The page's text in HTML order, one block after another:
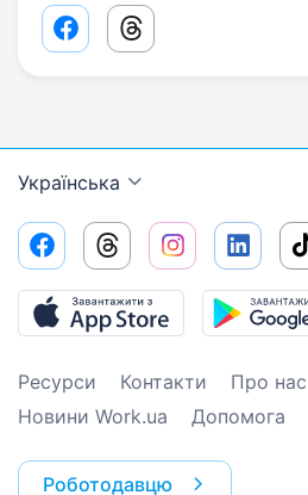
Facebook share link
Threads share link
Українська
Ресурси Контакти Про нас
Новини Work.ua
Допомога
Роботодавцю